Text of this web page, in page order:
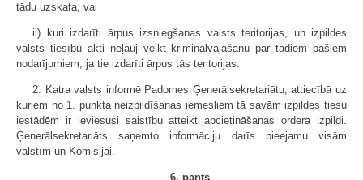
tādu uzskata, vai
ii) kuri izdarīti ārpus izsniegšanas valsts teritorijas, un izpildes
valsts tiesību akti neļauj veikt kriminālvajāšanu par tādiem pašiem
nodarījumiem, ja tie izdarīti ārpus tās teritorijas.
2. Katra valsts informē Padomes Ģenerālsekretariātu, attiecībā uz
kuriem no 1. punkta neizpildīšanas iemesliem tā savām izpildes tiesu
iestādēm ir ieviesusi saistību atteikt apcietināšanas ordera izpildi.
Ģenerālsekretariāts saņemto informāciju darīs pieejamu visām
valstīm un Komisijai.
6. pants